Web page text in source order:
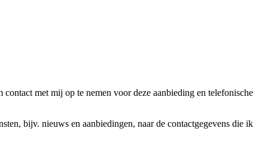
met mij op te nemen voor deze aanbieding en telefonische
bijv. nieuws en aanbiedingen, naar de contactgegevens die ik